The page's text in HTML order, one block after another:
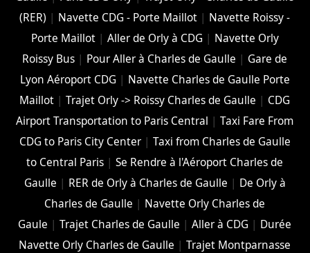
(RER) | Navette CDG - Porte Maillot | Navette Roissy -
Porte Maillot| Aller de Orly à CDG | Navette Orly
Roissy Bus | Pour Aller à Charles de Gaulle | Gare de
Lyon Aéroport CDG | Navette Charles de Gaulle Porte
Maillot |Trajet Orly -> Roissy Charles de Gaulle | CDG
Airport Transportation to Paris Central |Taxi Fare From
CDG to Paris City Center| Taxi from Charles de Gaulle
to Central Paris |Se Rendre à l'Aéroport Charles de
Gaulle | RER de Orly à Charles de Gaulle | De Orly à
Charles de Gaulle | Navette Orly Charles de
Gaule |Trajet Charles de Gaulle |Aller à CDG | Durée
Navette Orly Charles de Gaulle |Trajet Montparnasse